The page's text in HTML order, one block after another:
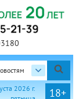
18+
2026 г.